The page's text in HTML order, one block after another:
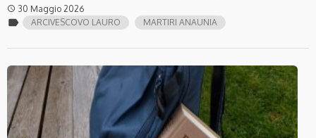
access_time 30 Maggio 2026
label ARCIVESCOVO LAURO MARTIRI ANAUNIA